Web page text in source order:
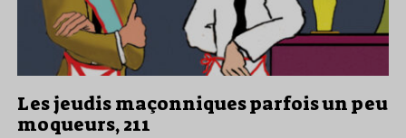
Les jeudis maçonniques parfois un peu
moqueurs, 211